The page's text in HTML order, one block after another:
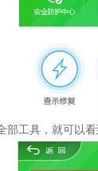
工具，就可以看